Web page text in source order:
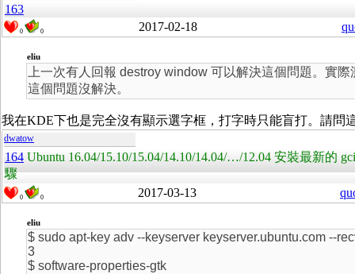
163
0 0 2017-02-18
eliu
上一次有人回報 destroy window 可以解決這個問題。實際
這個問題沒解決。
我在KDE下也是完全沒有顯示選字框，打字時只能盲打。請問
dwatow
164 Ubuntu 16.04/15.10/15.04/14.10/14.04/…/12.04 安裝最新的
驟
0 0 2017-03-13
eliu
$ sudo apt-key adv --keyserver keyserver.ubuntu.com --
3
$ software-properties-gtk